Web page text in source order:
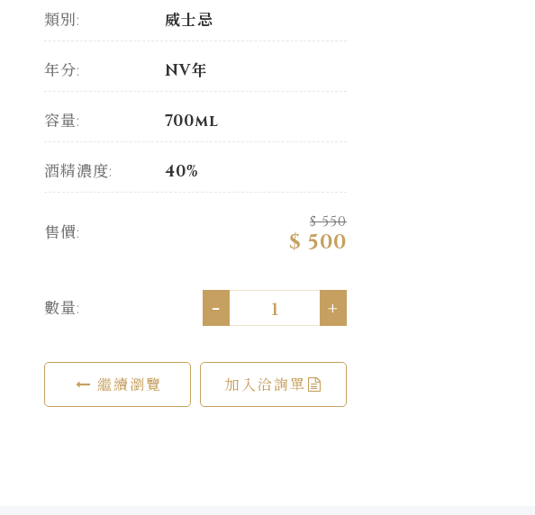
類別: 威士忌
年分: NV年
容量: 700ml
酒精濃度: 40%
售價:
$ 550
$ 500
數量: - +
繼續瀏覽 加入洽詢單